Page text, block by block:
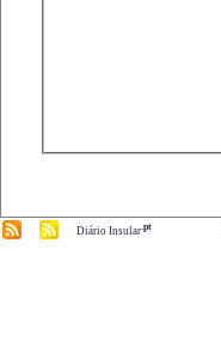
Diário Insular.pt